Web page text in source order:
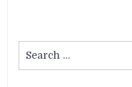
for: